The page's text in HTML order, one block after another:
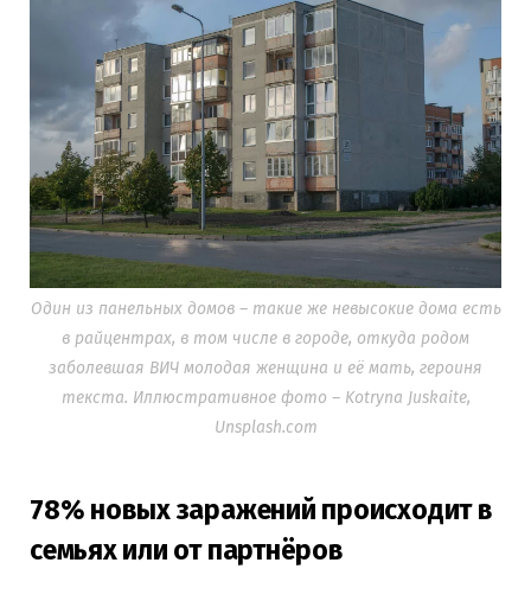
Один из панельных домов – такие же невысокие дома есть
в райцентрах, в том числе в городе, откуда родом
заболевшая ВИЧ молодая женщина и её мать, героиня
текста. Иллюстративное фото – Kotryna Juskaite,
Unsplash.com
78% новых заражений происходит в
семьях или от партнёров